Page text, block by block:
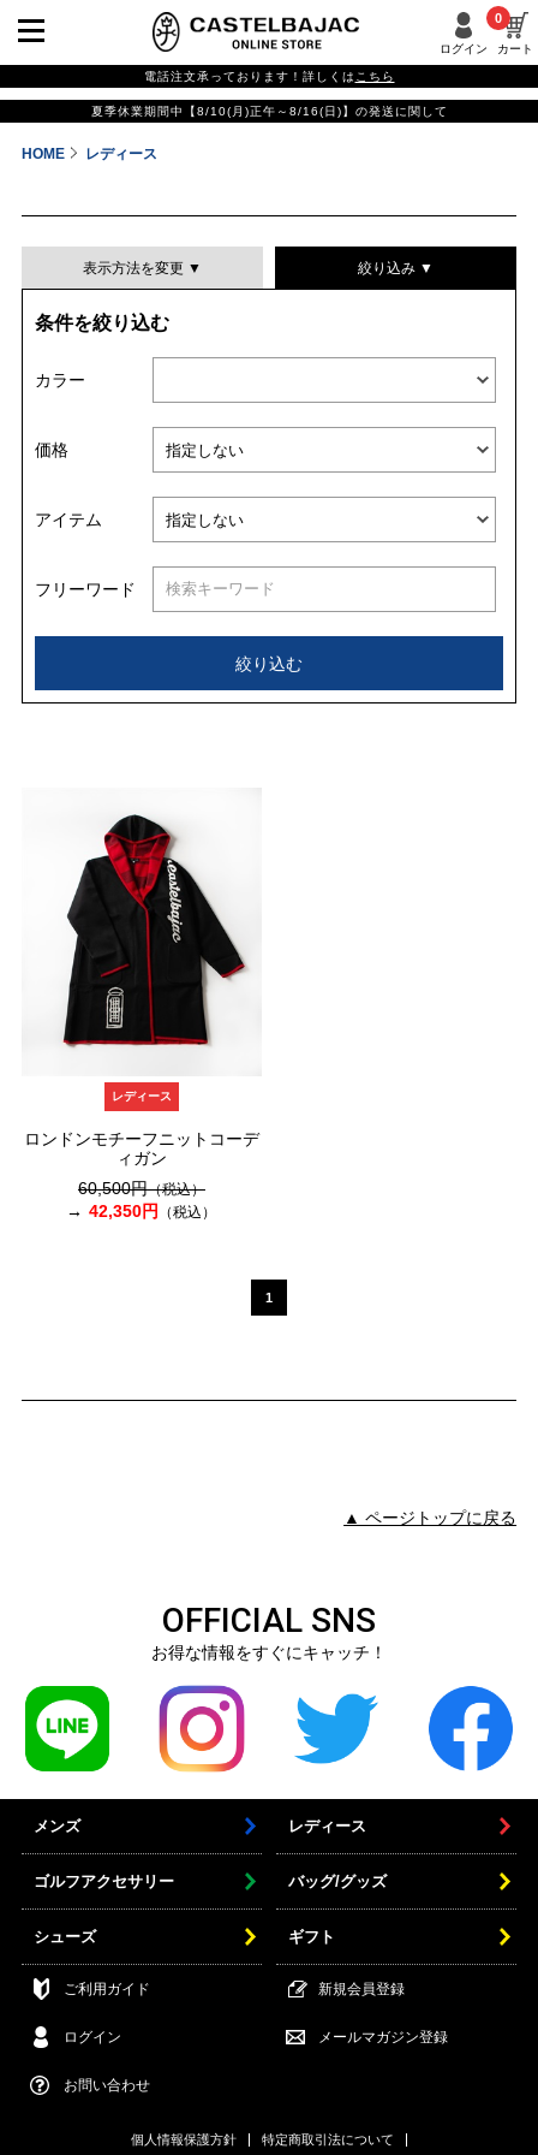
ログイン カート
0
電話注文承っております！詳しくは こちら
夏季休業期間中【8/10(月)正午～8/16(日)】の発送に関して
HOME レディース
表示方法を変更 ▼
並び替える
絞り込み ▼
条件を絞り込む
カラー
価格
アイテム
フリーワード
絞り込む
レディース
ロンドンモチーフニットコーデ
ィガン
60,500円（税込）
42,350円 （税込）
1
▲ ページトップに戻る
OFFICIAL SNS
お得な情報をすぐにキャッチ！
メンズ レディース
ゴルフアクセサリー バッグ/グッズ
シューズ ギフト
ご利用ガイド 新規会員登録
ログイン メールマガジン登録
お問い合わせ
個人情報保護方針 特定商取引法について